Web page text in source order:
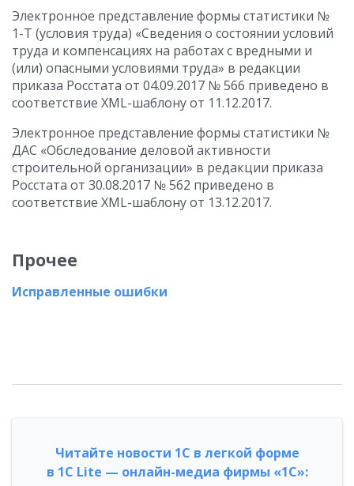
Электронное представление формы статистики №
1-Т (условия труда) «Сведения о состоянии условий
труда и компенсациях на работах с вредными и
(или) опасными условиями труда» в редакции
приказа Росстата от 04.09.2017 № 566 приведено в
соответствие XML-шаблону от 11.12.2017.
Электронное представление формы статистики №
ДАС «Обследование деловой активности
строительной организации» в редакции приказа
Росстата от 30.08.2017 № 562 приведено в
соответствие XML-шаблону от 13.12.2017.
Прочее
Исправленные ошибки
Читайте новости 1С в легкой форме
в 1С Lite — онлайн-медиа фирмы «1С»: